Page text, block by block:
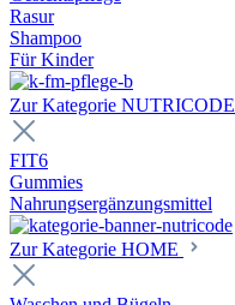
Rasur
Shampoo
Für Kinder
Zur Kategorie NUTRICODE
FIT6
Gummies
Nahrungsergänzungsmittel
Zur Kategorie HOME